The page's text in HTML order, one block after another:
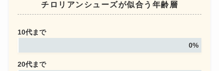
チロリアンシューズが似合う年齢層
10代まで
0%
20代まで